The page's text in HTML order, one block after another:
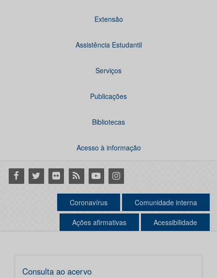
Extensão
Assistência Estudantil
Serviços
Publicações
Bibliotecas
Acesso à informação
Facebook
Twitter Flickr RSS YoutubeInstagram
Coronavírus Comunidade interna
Ações afirmativas Acessibilidade
Consulta ao acervo